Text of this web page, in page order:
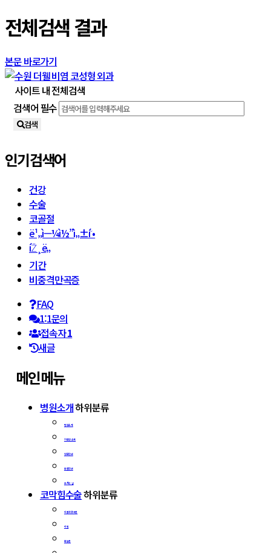
전체검색 결과
본문 바로가기
사이트 내 전체검색
검색어 필수
검색
인기검색어
건강
수술
코골절
ë¹„ì—¼ì½”ì„±í˜•
íŽ¸ë„
기간
비중격만곡증
FAQ
1:1문의
접속자1
새글
메인메뉴
병원소개하위분류
병원소개
의료진 소개
진료안내
보험안내
오시는 길
코막힘수술하위분류
비중격만곡증
비염
축농증